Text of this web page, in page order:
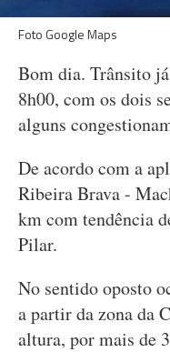
Foto Google Maps
Bom dia. Trânsito
8h00, com os dois
alguns
De acordo com a
Ribeira Brava -
km com tendência
Pilar.
No sentido oposto
a partir da zona da
altura, por mais de